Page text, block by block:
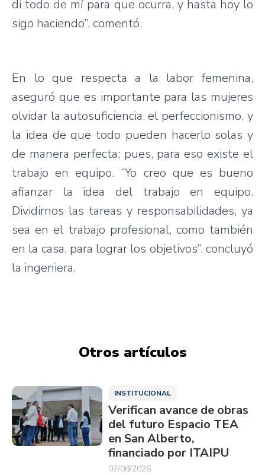
di todo de mí para que ocurra, y hasta hoy lo
sigo haciendo”, comentó.
En lo que respecta a la labor femenina,
aseguró que es importante para las mujeres
olvidar la autosuficiencia, el perfeccionismo, y
la idea de que todo pueden hacerlo solas y
de manera perfecta; pues, para eso existe el
trabajo en equipo. “Yo creo que es bueno
afianzar la idea del trabajo en equipo.
Dividirnos las tareas y responsabilidades, ya
sea en el trabajo profesional, como también
en la casa, para lograr los objetivos”, concluyó
la ingeniera.
Otros artículos
INSTITUCIONAL
Verifican avance de obras
del futuro Espacio TEA
en San Alberto,
financiado por ITAIPU
07/08/2026